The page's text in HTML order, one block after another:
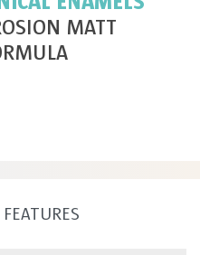
MATT